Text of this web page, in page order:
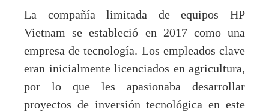
La compañía limitada de equipos HP
Vietnam se estableció en 2017 como una
empresa de tecnología. Los empleados clave
eran inicialmente licenciados en agricultura,
por lo que les apasionaba desarrollar
proyectos de inversión tecnológica en este